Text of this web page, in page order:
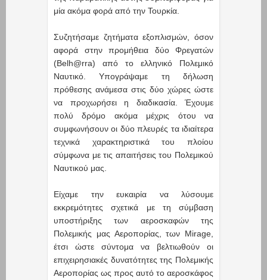
μία ακόμα φορά από την Τουρκία.
Συζητήσαμε ζητήματα εξοπλισμών, όσον
αφορά στην προμήθεια δύο Φρεγατών
(Belh@rra) από το ελληνικό Πολεμικό
Ναυτικό. Υπογράψαμε τη δήλωση
πρόθεσης ανάμεσα στις δύο χώρες ώστε
να προχωρήσει η διαδικασία. Έχουμε
πολύ δρόμο ακόμα μέχρις ότου να
συμφωνήσουν οι δύο πλευρές τα ιδιαίτερα
τεχνικά χαρακτηριστικά του πλοίου
σύμφωνα με τις απαιτήσεις του Πολεμικού
Ναυτικού μας.
Είχαμε την ευκαιρία να λύσουμε
εκκρεμότητες σχετικά με τη σύμβαση
υποστήριξης των αεροσκαφών της
Πολεμικής μας Αεροπορίας, των Mirage,
έτσι ώστε σύντομα να βελτιωθούν οι
επιχειρησιακές δυνατότητες της Πολεμικής
Αεροπορίας ως προς αυτό το αεροσκάφος